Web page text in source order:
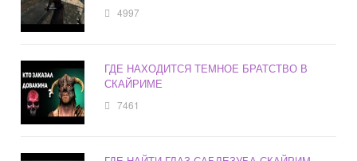
4997
ГДЕ НАХОДИТСЯ ТЕМНОЕ БРАТСТВО В
СКАЙРИМЕ
7461